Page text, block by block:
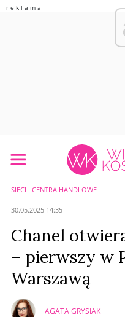
SIECI I CENTRA HANDLOWE
30.05.2025 14:35
Chanel
– pierwszy w
Warszawą
AGATA GRYSIAK